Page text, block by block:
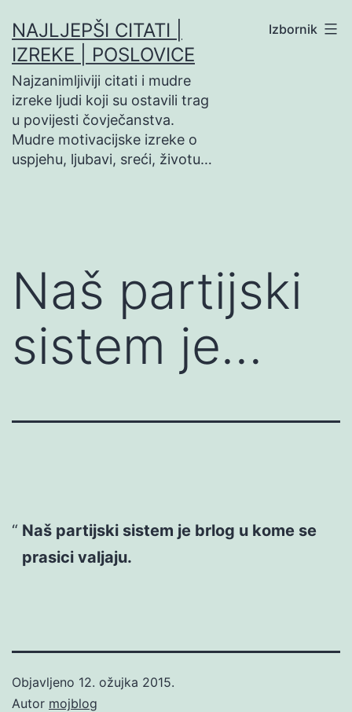
na
sadržaj
NAJLJEPŠI CITATI |
IZREKE | POSLOVICE
Najzanimljiviji citati i mudre
izreke ljudi koji su ostavili trag
u povijesti čovječanstva.
Mudre motivacijske izreke o
uspjehu, ljubavi, sreći, životu…
Izbornik
Naš partijski
sistem je…
Naš partijski sistem je brlog u kome se
prasici valjaju.
Objavljeno 12. ožujka 2015.
Autor mojblog